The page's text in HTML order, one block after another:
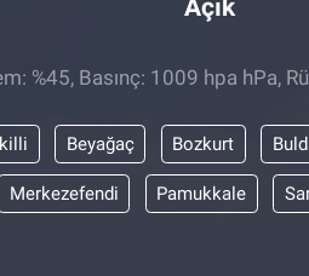
Açık
%45, Basınç: 1009 hpa hPa,
Beyağaç Bozkurt
Merkezefendi Pamukkale